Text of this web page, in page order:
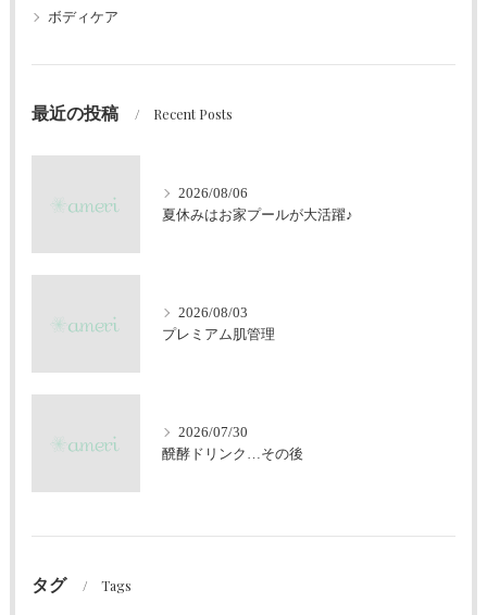
ボディケア
最近の投稿 Recent Posts
2026/08/06
夏休みはお家プールが大活躍♪
2026/08/03
プレミアム肌管理
2026/07/30
醗酵ドリンク…その後
タグ Tags